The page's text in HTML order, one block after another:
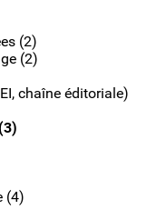
(2)
(2)
chaîne éditoriale)
(4)